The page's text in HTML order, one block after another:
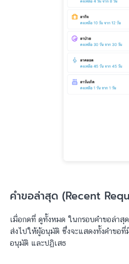
คำขอล่าสุด (Recent
เมื่อกดที่ ดูทั้งหมด ในกรอบคำขอล่าสุ
ส่งไปให้ผู้อนุมัติ ซึ่งจะแสดงทั้งคำขอที่
อนุมัติ และปฏิเสธ